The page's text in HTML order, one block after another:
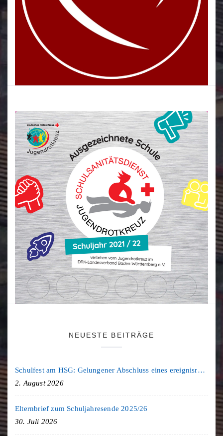
NEUESTE BEITRÄGE
Schulfest am HSG: Gelungener Abschluss eines ereignisreichen Schuljahres
2. August 2026
Elternbrief zum Schuljahresende 2025/26
30. Juli 2026